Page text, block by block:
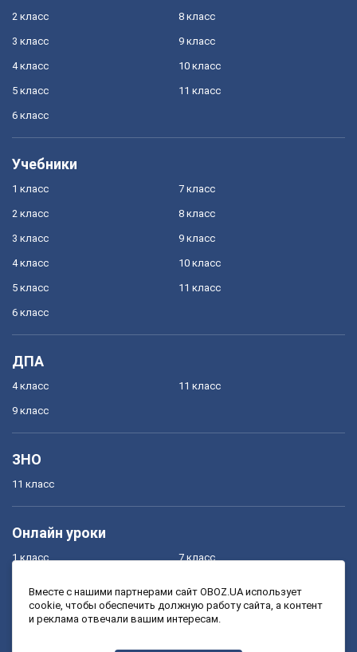
2 класс
3 класс
4 класс
5 класс
6 класс
8 класс
9 класс
10 класс
11 класс
Учебники
1 класс
2 класс
3 класс
4 класс
5 класс
6 класс
7 класс
8 класс
9 класс
10 класс
11 класс
ДПА
4 класс
9 класс
11 класс
ЗНО
11 класс
Онлайн уроки
1 класс
3 класс
7 класс
9 класс
Вместе с нашими партнерами сайт OBOZ.UA использует
cookie, чтобы обеспечить должную работу сайта, а контент
и реклама отвечали вашим интересам.